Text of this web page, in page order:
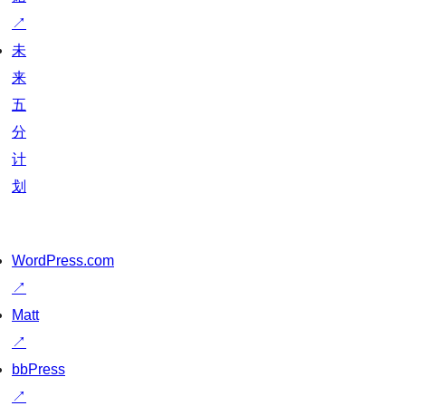
↗
未
来
五
分
计
划
WordPress.com
↗
Matt
↗
bbPress
↗